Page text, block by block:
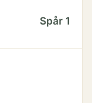
Spår 1